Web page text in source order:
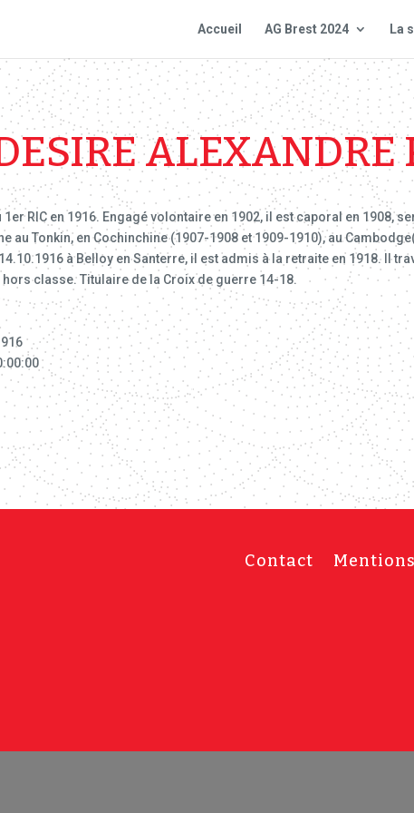
Accueil AG Brest 2024 La
ALEXANDRE
RIC en 1916. Engagé volontaire en 1902, il est caporal en 1908,
au Tonkin, en Cochinchine (1907-1908 et 1909-1910), au
à Belloy en Santerre, il est admis à la retraite en 1918. Il
classe. Titulaire de la Croix de guerre 14-18.
Contact